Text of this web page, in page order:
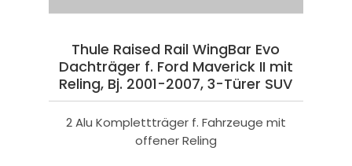
Thule Raised Rail WingBar Evo
Dachträger f. Ford Maverick II mit
Reling, Bj. 2001-2007, 3-Türer SUV
2 Alu Komplettträger f. Fahrzeuge mit
offener Reling